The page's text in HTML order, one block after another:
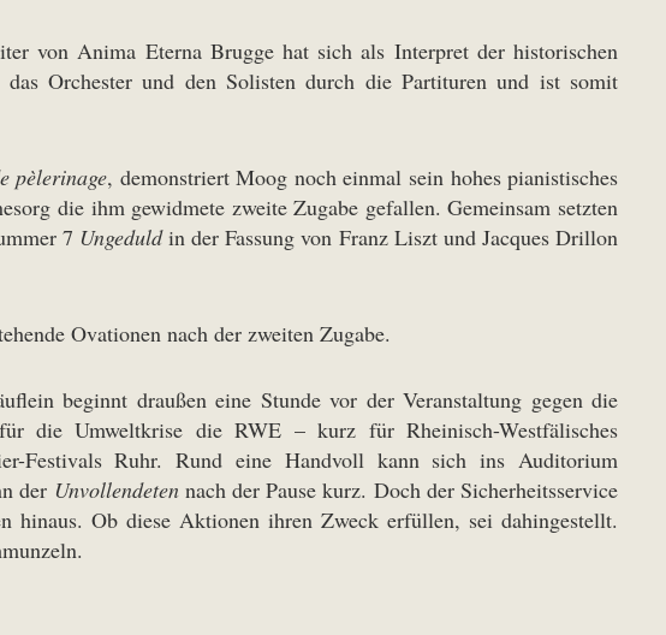
von Anima Eterna Brugge hat sich als Interpret der historischen
Orchester und den Solisten durch die Partituren und ist somit
pèlerinage, demonstriert Moog noch einmal sein hohes pianistisches
die ihm gewidmete zweite Zugabe gefallen. Gemeinsam setzten
7 Ungeduldin der Fassung von Franz Liszt und Jacques Drillon
Ovationen nach der zweiten Zugabe.
beginnt draußen eine Stunde vor der Veranstaltung gegen die
die Umweltkrise die RWE – kurz für Rheinisch-Westfälisches
Festivals Ruhr. Rund eine Handvoll kann sich ins Auditorium
der Unvollendetennach der Pause kurz. Doch der Sicherheitsservice
hinaus. Ob diese Aktionen ihren Zweck erfüllen, sei dahingestellt.